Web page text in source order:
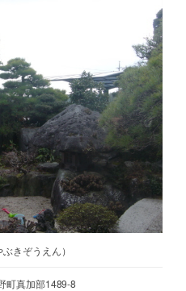
きぞうえん）
町真加部1489-8